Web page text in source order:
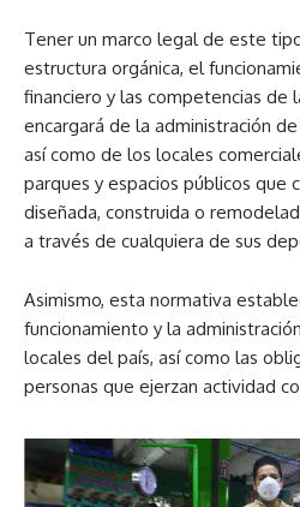
Tener un marco legal de este
estructura orgánica, el
financiero y las competencias de
encargará de la administración
así como de los locales
parques y espacios públicos que
diseñada, construida o
a través de cualquiera de sus
Asimismo, esta normativa
funcionamiento y la
locales del país, así como las
personas que ejerzan actividad